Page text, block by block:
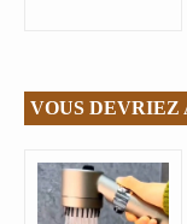
VOUS DEVRIEZ